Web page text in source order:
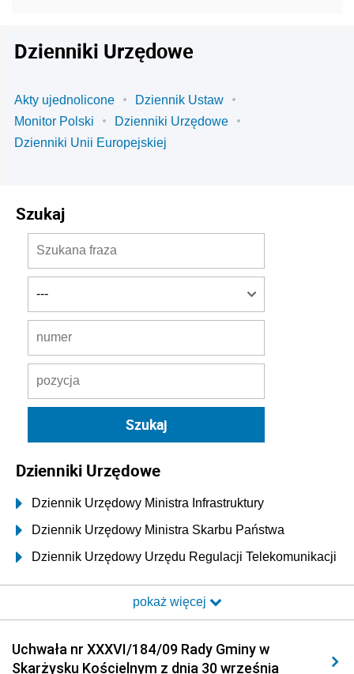
Dzienniki Urzędowe
Akty ujednolicone
Dziennik Ustaw
Monitor Polski
Dzienniki Urzędowe
Dzienniki Unii Europejskiej
Szukaj
Dzienniki Urzędowe
Dziennik Urzędowy Ministra Infrastruktury
Dziennik Urzędowy Ministra Skarbu Państwa
Dziennik Urzędowy Urzędu Regulacji Telekomunikacji
Dziennik Urzędowy Ministra Transportu i Budownictwa
Elektronicznej
pokaż więcej
Uchwała nr XXXVI/184/09 Rady Gminy w
Skarżysku Kościelnym z dnia 30 września